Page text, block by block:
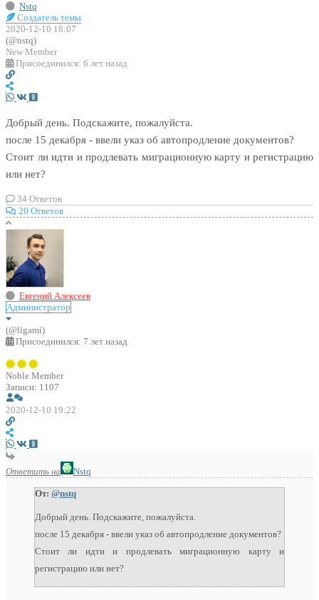
Nstq
Создатель темы
2020-12-10 18:07
(@nstq)
New Member
Присоединился: 6 лет назад
Добрый день. Подскажите, пожалуйста.
после 15 декабря - ввели указ об автопродление документов?
Стоит ли идти и продлевать миграционную карту и регистрацию
или нет?
34 Ответов
20 Ответов
Евгений Алексеев
Администратор
(@ligami)
Присоединился: 7 лет назад
Noble Member
Записи: 1107
2020-12-10 19:22
Ответить на Nstq
От: @nstq
Добрый день. Подскажите, пожалуйста.
после 15 декабря - ввели указ об автопродление документов?
Стоит ли идти и продлевать миграционную карту и
регистрацию или нет?